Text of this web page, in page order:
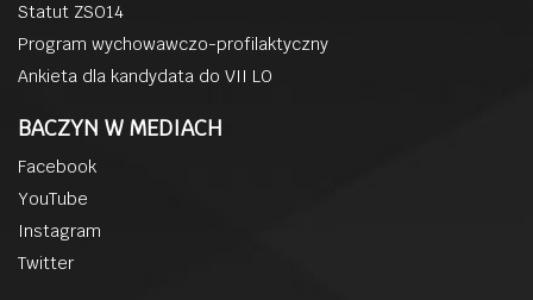
Statut ZSO14
Program wychowawczo-profilaktyczny
Ankieta dla kandydata do VII LO
BACZYN W MEDIACH
Facebook
YouTube
Instagram
Twitter